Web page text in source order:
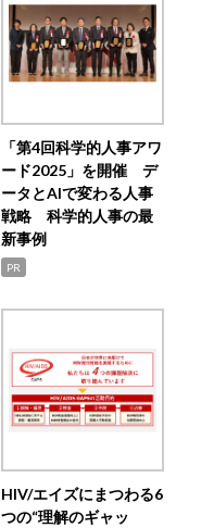
「第4回科学的人事アワ
ード2025」を開催 デ
ータとAIで変わる人事
戦略 科学的人事の最
新事例
PR
HIV/エイズにまつわる6
つの“理解のギャッ